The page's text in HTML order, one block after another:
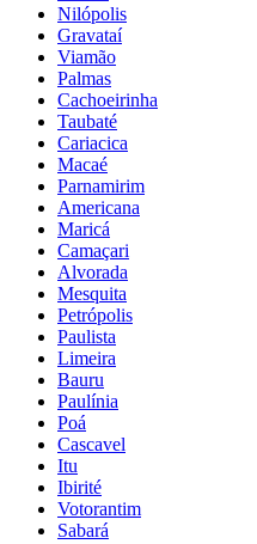
Nilópolis
Gravataí
Viamão
Palmas
Cachoeirinha
Taubaté
Cariacica
Macaé
Parnamirim
Americana
Maricá
Camaçari
Alvorada
Mesquita
Petrópolis
Paulista
Limeira
Bauru
Paulínia
Poá
Cascavel
Itu
Ibirité
Votorantim
Sabará